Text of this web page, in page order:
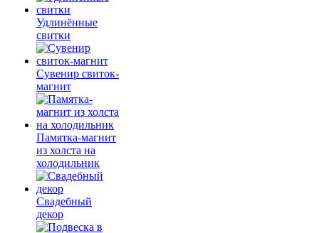
Удлинённые
свитки
Сувенир свиток-
магнит
Памятка-магнит
из холста на
холодильник
Свадебный
декор